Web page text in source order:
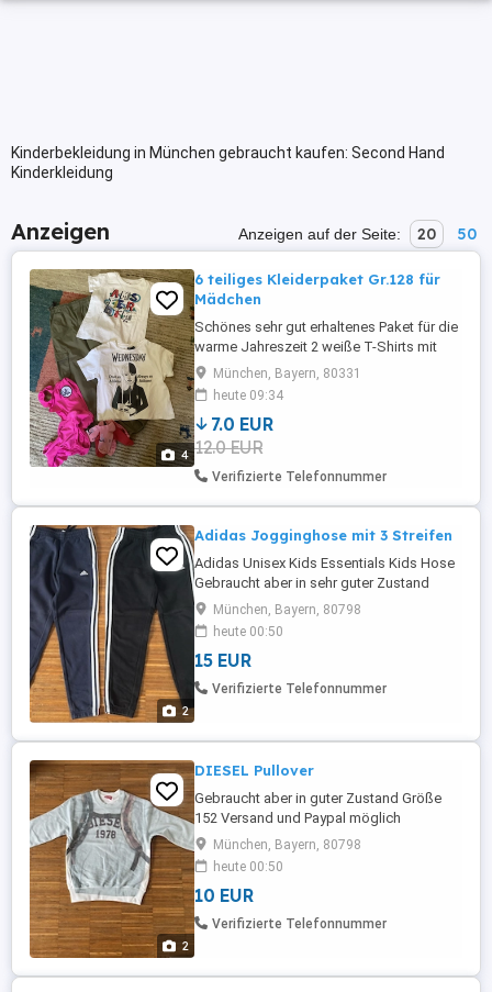
Kinderbekleidung in München gebraucht kaufen: Second Hand
Kinderkleidung
Anzeigen Anzeigen auf der Seite: 20 50
4
6 teiliges Kleiderpaket Gr.128 für
Mädchen
Schönes sehr gut erhaltenes Paket für die
warme Jahreszeit 2 weiße T-Shirts mit
Aufdruck Bikini mit Schwimmabzeichen 3
Paar Kurzsocken Gr. 27-30
München, Bayern, 80331
heute 09:34
7.0 EUR
12.0 EUR
Verifizierte Telefonnummer
2
Adidas Jogginghose mit 3 Streifen
Adidas Unisex Kids Essentials Kids Hose
Gebraucht aber in sehr guter Zustand
Beide Hosen haben die Größen 152
Einzeln 15 Beides 20 Versand und Paypal
möglich
München, Bayern, 80798
heute 00:50
15 EUR
Verifizierte Telefonnummer
2
DIESEL Pullover
Gebraucht aber in guter Zustand Größe
152 Versand und Paypal möglich
München, Bayern, 80798
heute 00:50
10 EUR
Verifizierte Telefonnummer